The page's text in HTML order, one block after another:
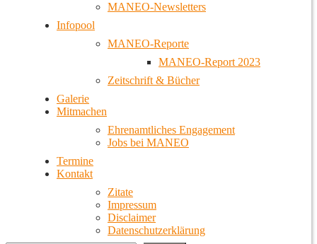
MANEO-Newsletters
Infopool
MANEO-Reporte
MANEO-Report 2023
Zeitschrift & Bücher
Galerie
Mitmachen
Ehrenamtliches Engagement
Jobs bei MANEO
Termine
Kontakt
Zitate
Impressum
Disclaimer
Datenschutzerklärung